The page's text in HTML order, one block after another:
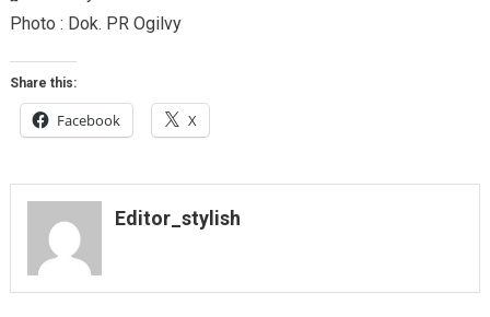
Photo : Dok. PR Ogilvy
Share this:
Facebook X
Editor_stylish